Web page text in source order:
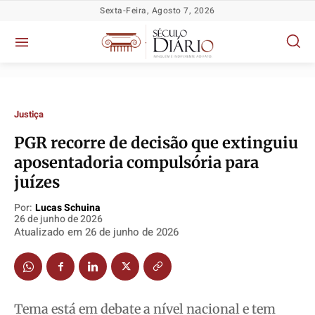
Política
Socioeconômicas
TV Século
Justiça
Política
Socioeconômicas
TV Século
Justiça
Política
Socioeconômicas
TV Século
Justiça
Política
Socioeconômicas
TV Século
Justiça
Sexta-Feira, Agosto 7, 2026
Justiça
PGR recorre de decisão que extinguiu
aposentadoria compulsória para
juízes
Por: Lucas Schuina
26 de junho de 2026
Atualizado em 26 de junho de 2026
Tema está em debate a nível nacional e tem